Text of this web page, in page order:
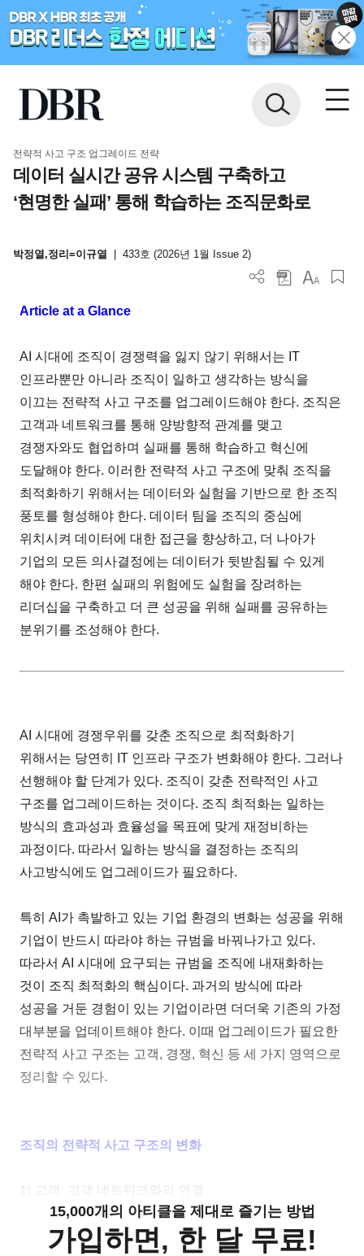
전략적 사고 구조 업그레이드 전략
데이터 실시간 공유 시스템 구축하고
‘현명한 실패’ 통해 학습하는 조직문화로
박정열,정리=이규열 433호 (2026년 1월 Issue 2)
Article at a Glance
AI 시대에 조직이 경쟁력을 잃지 않기 위해서는 IT
인프라뿐만 아니라 조직이 일하고 생각하는 방식을
이끄는 전략적 사고 구조를 업그레이드해야 한다. 조직은
고객과 네트워크를 통해 양방향적 관계를 맺고
경쟁자와도 협업하며 실패를 통해 학습하고 혁신에
도달해야 한다. 이러한 전략적 사고 구조에 맞춰 조직을
최적화하기 위해서는 데이터와 실험을 기반으로 한 조직
풍토를 형성해야 한다. 데이터 팀을 조직의 중심에
위치시켜 데이터에 대한 접근을 향상하고, 더 나아가
기업의 모든 의사결정에는 데이터가 뒷받침될 수 있게
해야 한다. 한편 실패의 위험에도 실험을 장려하는
리더십을 구축하고 더 큰 성공을 위해 실패를 공유하는
분위기를 조성해야 한다.
AI 시대에 경쟁우위를 갖춘 조직으로 최적화하기
위해서는 당연히 IT 인프라 구조가 변화해야 한다. 그러나
선행해야 할 단계가 있다. 조직이 갖춘 전략적인 사고
구조를 업그레이드하는 것이다. 조직 최적화는 일하는
방식의 효과성과 효율성을 목표에 맞게 재정비하는
과정이다. 따라서 일하는 방식을 결정하는 조직의
사고방식에도 업그레이드가 필요하다.
특히 AI가 촉발하고 있는 기업 환경의 변화는 성공을 위해
기업이 반드시 따라야 하는 규범을 바꿔나가고 있다.
따라서 AI 시대에 요구되는 규범을 조직에 내재화하는
것이 조직 최적화의 핵심이다. 과거의 방식에 따라
성공을 거둔 경험이 있는 기업이라면 더더욱 기존의 가정
대부분을 업데이트해야 한다. 이때 업그레이드가 필요한
전략적 사고 구조는 고객, 경쟁, 혁신 등 세 가지 영역으로
정리할 수 있다.
조직의 전략적 사고 구조의 변화
15,000개의 아티클을 제대로 즐기는 방법
가입하면, 한 달 무료!